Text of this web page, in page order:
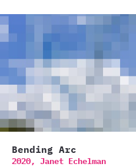
Bending Arc
2020, Janet Echelman